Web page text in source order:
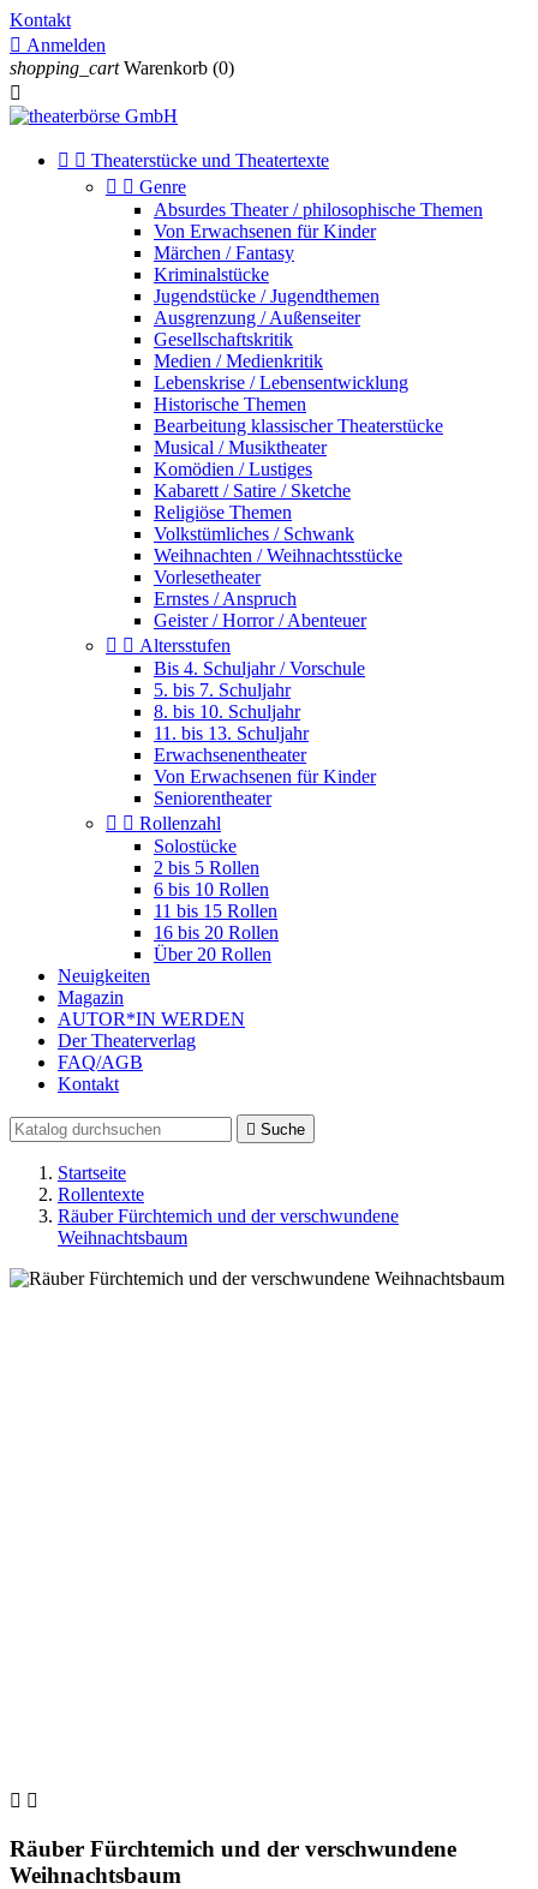
Kontakt
 Anmelden
shopping_cart Warenkorb (0)

  Theaterstücke und Theatertexte
  Genre
Absurdes Theater / philosophische Themen
Von Erwachsenen für Kinder
Märchen / Fantasy
Kriminalstücke
Jugendstücke / Jugendthemen
Ausgrenzung / Außenseiter
Gesellschaftskritik
Medien / Medienkritik
Lebenskrise / Lebensentwicklung
Historische Themen
Bearbeitung klassischer Theaterstücke
Musical / Musiktheater
Komödien / Lustiges
Kabarett / Satire / Sketche
Religiöse Themen
Volkstümliches / Schwank
Weihnachten / Weihnachtsstücke
Vorlesetheater
Ernstes / Anspruch
Geister / Horror / Abenteuer
  Altersstufen
Bis 4. Schuljahr / Vorschule
5. bis 7. Schuljahr
8. bis 10. Schuljahr
11. bis 13. Schuljahr
Erwachsenentheater
Von Erwachsenen für Kinder
Seniorentheater
  Rollenzahl
Solostücke
2 bis 5 Rollen
6 bis 10 Rollen
11 bis 15 Rollen
16 bis 20 Rollen
Über 20 Rollen
Neuigkeiten
Magazin
AUTOR*IN WERDEN
Der Theaterverlag
FAQ/AGB
Kontakt
 Suche
Startseite
Rollentexte
Räuber Fürchtemich und der verschwundene
Weihnachtsbaum
 
Räuber Fürchtemich und der verschwundene
Weihnachtsbaum